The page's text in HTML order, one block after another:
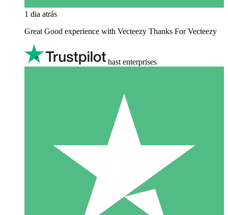
1 dia atrás
Great Good experience with Vecteezy Thanks For Vecteezy
hast enterprises